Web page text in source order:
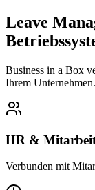
Leave
Business in a Box
Ihrem Unternehmen.
HR &
Verbunden mit